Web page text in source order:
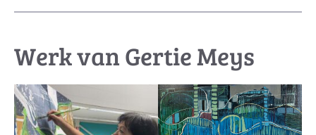
Werk van Gertie Meys